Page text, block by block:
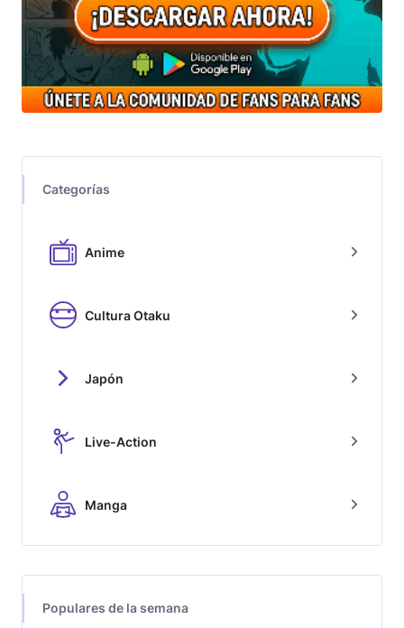
Categorías
Anime
Cultura Otaku
Japón
Live-Action
Manga
Populares de la semana